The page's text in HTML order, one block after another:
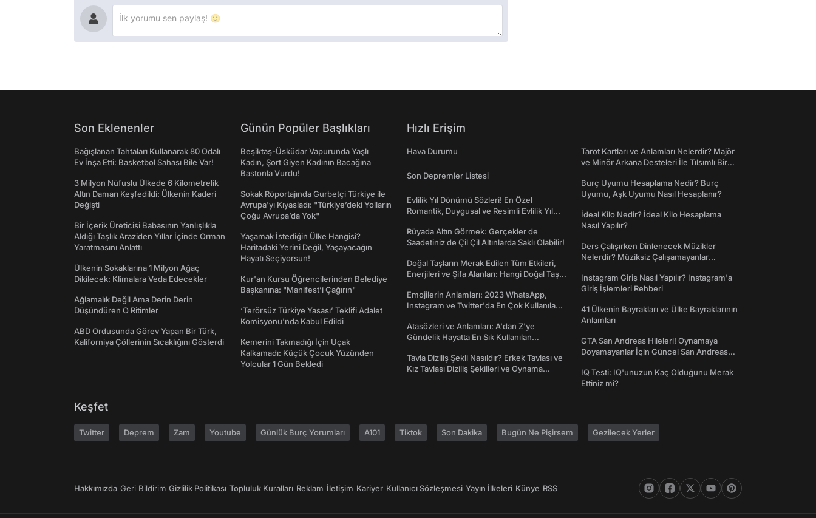
Son Eklenenler
Bağışlanan Tahtaları Kullanarak 80 Odalı
Ev İnşa Etti: Basketbol Sahası Bile Var!
3 Milyon Nüfuslu Ülkede 6 Kilometrelik
Altın Damarı Keşfedildi: Ülkenin Kaderi
Değişti
Bir İçerik Üreticisi Babasının Yanlışlıkla
Aldığı Taşlık Araziden Yıllar İçinde Orman
Yaratmasını Anlattı
Ülkenin Sokaklarına 1 Milyon Ağaç
Dikilecek: Klimalara Veda Edecekler
Ağlamalık Değil Ama Derin Derin
Düşündüren O Ritimler
ABD Ordusunda Görev Yapan Bir Türk,
Kaliforniya Çöllerinin Sıcaklığını Gösterdi
Günün Popüler Başlıkları
Beşiktaş-Üsküdar Vapurunda Yaşlı
Kadın, Şort Giyen Kadının Bacağına
Bastonla Vurdu!
Sokak Röportajında Gurbetçi Türkiye ile
Avrupa'yı Kıyasladı: "Türkiye’deki Yolların
Çoğu Avrupa’da Yok"
Yaşamak İstediğin Ülke Hangisi?
Haritadaki Yerini Değil, Yaşayacağın
Hayatı Seçiyorsun!
Kur'an Kursu Öğrencilerinden Belediye
Başkanına: "Manifest’i Çağırın"
‘Terörsüz Türkiye Yasası’ Teklifi Adalet
Komisyonu'nda Kabul Edildi
Kemerini Takmadığı İçin Uçak
Kalkamadı: Küçük Çocuk Yüzünden
Yolcular 1 Gün Bekledi
Hızlı Erişim
Hava Durumu
Son Depremler Listesi
Evlilik Yıl Dönümü Sözleri! En Özel
Romantik, Duygusal ve Resimli Evlilik Yıl
Rüyada Altın Görmek: Gerçekler de
Saadetiniz de Çil Çil Altınlarda Saklı Olabilir!
Doğal Taşların Merak Edilen Tüm Etkileri,
Enerjileri ve Şifa Alanları: Hangi Doğal Taş
Emojilerin Anlamları: 2023 WhatsApp,
Instagram ve Twitter'da En Çok Kullanılan
Atasözleri ve Anlamları: A'dan Z'ye
Gündelik Hayatta En Sık Kullanılan
Tavla Diziliş Şekli Nasıldır? Erkek Tavlası ve
Kız Tavlası Diziliş Şekilleri ve Oynama
Tarot Kartları ve Anlamları Nelerdir? Majör
ve Minör Arkana Desteleri İle Tılsımlı Bir
Burç Uyumu Hesaplama Nedir? Burç
Uyumu, Aşk Uyumu Nasıl Hesaplanır?
İdeal Kilo Nedir? İdeal Kilo Hesaplama
Nasıl Yapılır?
Ders Çalışırken Dinlenecek Müzikler
Nelerdir? Müziksiz Çalışamayanlar
Instagram Giriş Nasıl Yapılır? Instagram'a
Giriş İşlemleri Rehberi
41 Ülkenin Bayrakları ve Ülke Bayraklarının
Anlamları
GTA San Andreas Hileleri! Oynamaya
Doyamayanlar İçin Güncel San Andreas
IQ Testi: IQ'unuzun Kaç Olduğunu Merak
Ettiniz mi?
Keşfet
Twitter Deprem Zam Youtube Günlük Burç Yorumları A101 Tiktok Son Dakika Bugün Ne Pişirsem Gezilecek Yerler
Hakkımızda Geri Bildirim Gizlilik Politikası Topluluk Kuralları Reklam İletişim Kariyer Kullanıcı Sözleşmesi Yayın İlkeleri Künye RSS